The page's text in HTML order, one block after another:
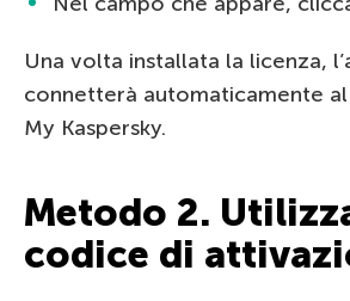
Una volta installata la licenza,
connetterà automaticamente
My Kaspersky.
Metodo 2.
codice di